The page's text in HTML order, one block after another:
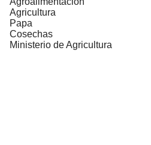
Agricultura
Papa
Cosechas
Ministerio de Agricultura